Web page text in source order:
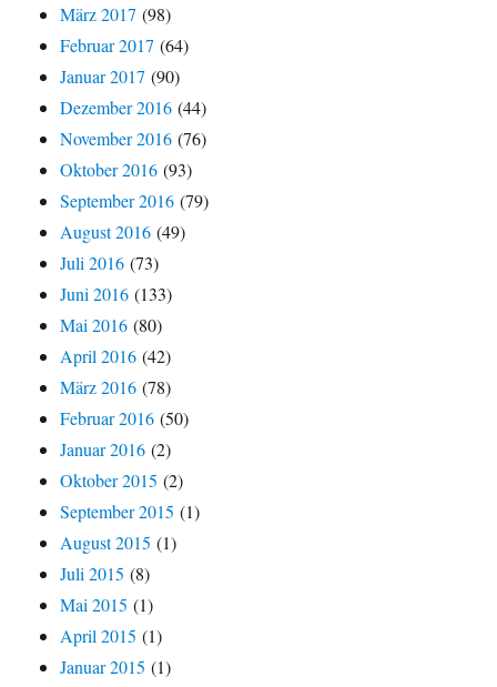
März 2017 (98)
Februar 2017 (64)
Januar 2017 (90)
Dezember 2016 (44)
November 2016 (76)
Oktober 2016 (93)
September 2016 (79)
August 2016 (49)
Juli 2016 (73)
Juni 2016 (133)
Mai 2016 (80)
April 2016 (42)
März 2016 (78)
Februar 2016 (50)
Januar 2016 (2)
Oktober 2015 (2)
September 2015 (1)
August 2015 (1)
Juli 2015 (8)
Mai 2015 (1)
April 2015 (1)
Januar 2015 (1)